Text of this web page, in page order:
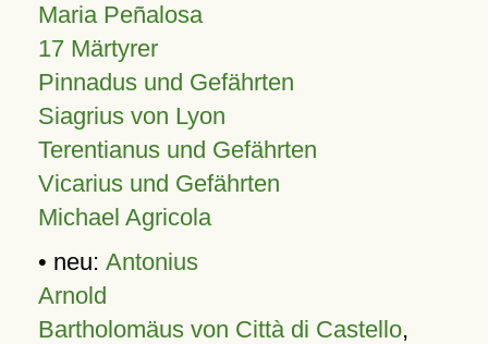
Maria Peñalosa
17 Märtyrer
Pinnadus und Gefährten
Siagrius von Lyon
Terentianus und Gefährten
Vicarius und Gefährten
Michael Agricola
• neu: Antonius
Arnold
Bartholomäus von Città di Castello,